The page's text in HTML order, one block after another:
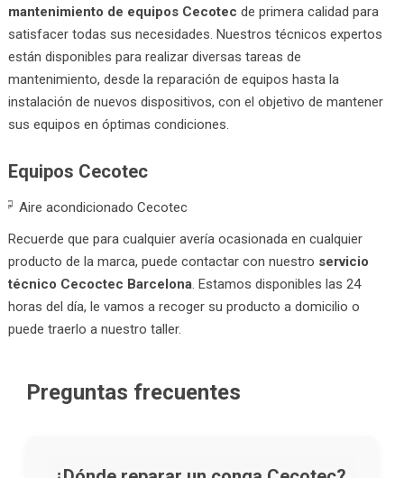
mantenimiento de equipos Cecotec de primera calidad para
satisfacer todas sus necesidades. Nuestros técnicos expertos
están disponibles para realizar diversas tareas de
mantenimiento, desde la reparación de equipos hasta la
instalación de nuevos dispositivos, con el objetivo de mantener
sus equipos en óptimas condiciones.
Equipos Cecotec
Aire acondicionado Cecotec
Recuerde que para cualquier avería ocasionada en cualquier
producto de la marca, puede contactar con nuestro servicio
técnico Cecoctec Barcelona. Estamos disponibles las 24
horas del día, le vamos a recoger su producto a domicilio o
puede traerlo a nuestro taller.
Preguntas frecuentes